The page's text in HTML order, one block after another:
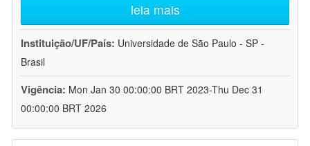
leia mais
Instituição/UF/País: Universidade de São Paulo - SP -
Brasil
Vigência: Mon Jan 30 00:00:00 BRT 2023-Thu Dec 31
00:00:00 BRT 2026